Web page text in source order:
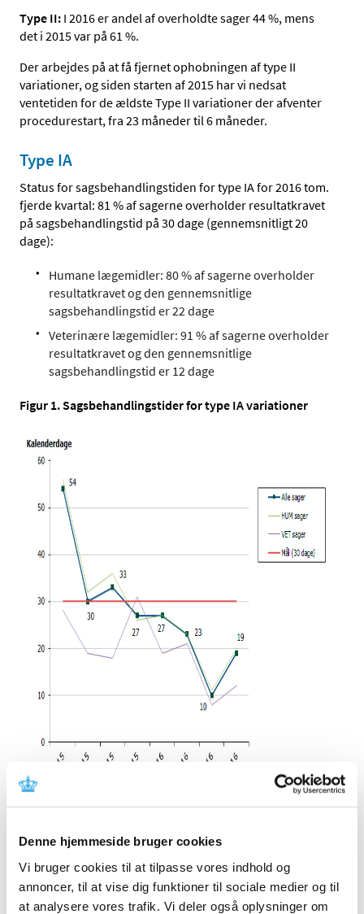
Denne hjemmeside bruger cookies
Vi bruger cookies til at tilpasse vores indhold og
annoncer, til at vise dig funktioner til sociale medier og til
at analysere vores trafik. Vi deler også oplysninger om
Type II: I 2016 er andel af overholdte sager 44 %, mens
det i 2015 var på 61 %.
Der arbejdes på at få fjernet ophobningen af type II
variationer, og siden starten af 2015 har vi nedsat
ventetiden for de ældste Type II variationer der afventer
procedurestart, fra 23 måneder til 6 måneder.
Type IA
Status for sagsbehandlingstiden for type IA for 2016 tom.
fjerde kvartal: 81 % af sagerne overholder resultatkravet
på sagsbehandlingstid på 30 dage (gennemsnitligt 20
dage):
Humane lægemidler: 80 % af sagerne overholder
resultatkravet og den gennemsnitlige
sagsbehandlingstid er 22 dage
Veterinære lægemidler: 91 % af sagerne overholder
resultatkravet og den gennemsnitlige
sagsbehandlingstid er 12 dage
Figur 1. Sagsbehandlingstider for type IA variationer
Se tabel 1-3 for type IA variationer
Type IB